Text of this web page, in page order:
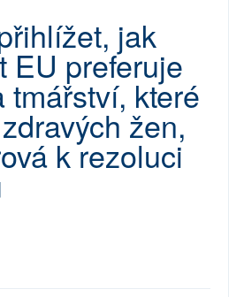
jak
EU preferuje
tmářství, které
žen,
k rezoluci